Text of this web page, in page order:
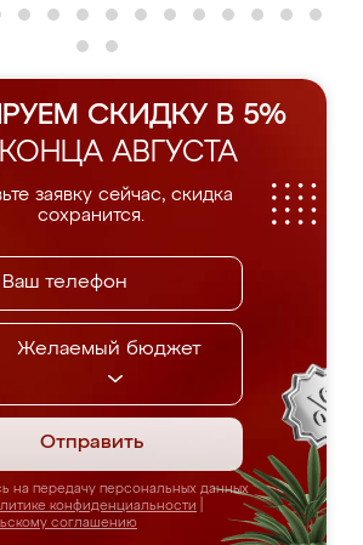
СКИДКУ В 5%
АВГУСТА
заявку сейчас, скидка
сохранится.
Желаемый бюджет
Отправить
на передачу персональных данных
конфиденциальности
соглашению